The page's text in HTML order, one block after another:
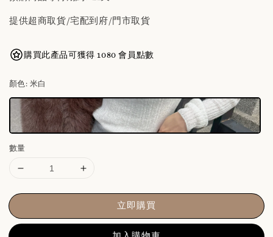
提供超商取貨/宅配到府/門市取貨
購買此產品可獲得 1080 會員點數
顏色: 米白
數量
立即購買